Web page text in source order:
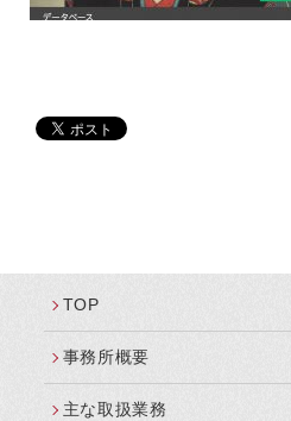
TOP
事務所概要
主な取扱業務